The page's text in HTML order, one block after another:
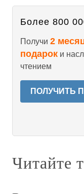
Более 800
Получи 2
подарок и
чтением
ПОЛУЧИТЬ
Читайте